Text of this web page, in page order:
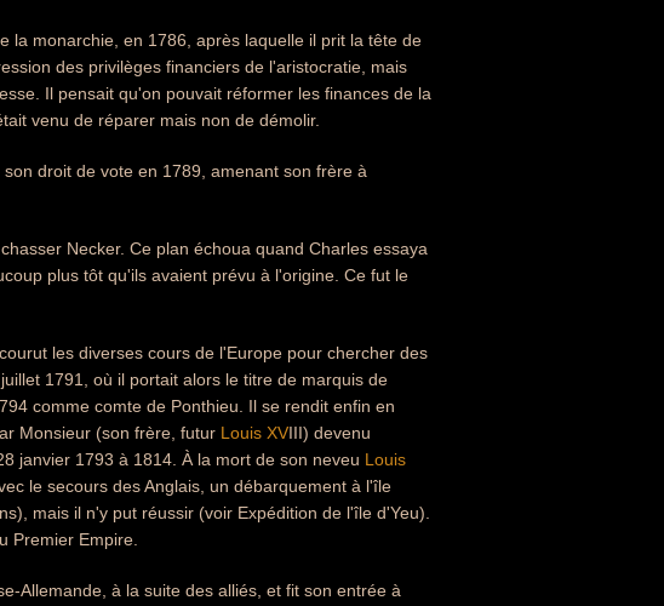
la monarchie, en 1786, après laquelle il prit la tête de
des privilèges financiers de l'aristocratie, mais
Il pensait qu'on pouvait réformer les finances de la
venu de réparer mais non de démolir.
droit de vote en 1789, amenant son frère à
Necker. Ce plan échoua quand Charles essaya
plus tôt qu'ils avaient prévu à l'origine. Ce fut le
les diverses cours de l'Europe pour chercher des
1791, où il portait alors le titre de marquis de
comme comte de Ponthieu. Il se rendit enfin en
Monsieur (son frère, futur Louis XVIII) devenu
janvier 1793 à 1814. À la mort de son neveu Louis
le secours des Anglais, un débarquement à l'île
mais il n'y put réussir (voir Expédition de l'île d'Yeu).
Premier Empire.
Allemande, à la suite des alliés, et fit son entrée à